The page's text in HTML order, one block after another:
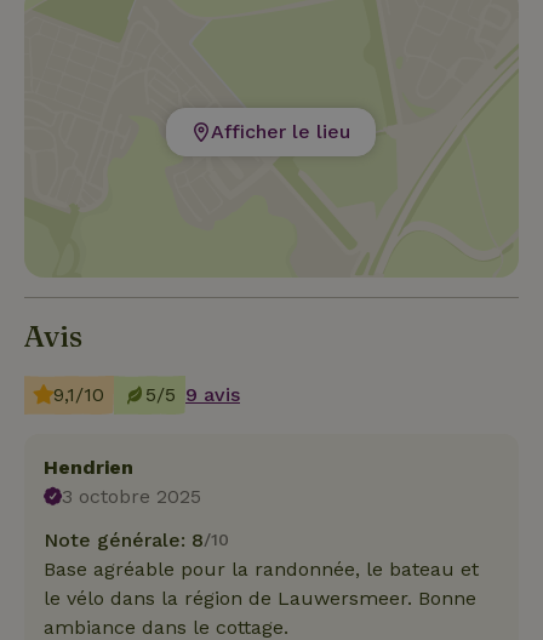
Afficher le lieu
Avis
9,1/10 5/5 9 avis
Hendrien
3 octobre 2025
Note générale: 8/10
Base agréable pour la randonnée, le bateau et
le vélo dans la région de Lauwersmeer. Bonne
ambiance dans le cottage.